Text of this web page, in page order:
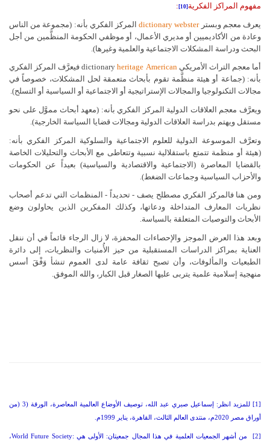
مفهوم المراكز الفكرية [10]
:
يعرف معجم وبسترwebster
dictionaryالمركز الفكري بأنه: (مجموعة من الناس
وعادة من الأكاديميين أو مديري الأعمال، أو موظفي الحكومة المنظَّمين من أجل
البحث ودراسة المشكلات الاجتماعية والعلمية وغيرها).
أما معجم التراث الأمريكيAmerican
heritage
dictionaryفيعرَّف المركز الفكري
بأنه: (جماعة أو هيئة منظَّمة تقوم بأبحاث متعمقة لحل المشكلات، خصوصاً في
مجالات التكنولوجيا والمجالات الإستراتيجية أو الاجتماعية أو السياسية أو التسلح).
ويعرَّف معجم العلاقات الدولية المركز الفكري بأنه: (معهد أبحاث مموَّل على نحو
مستقل ويهتم بدراسة العلاقات الدولية ومجالات قضايا السياسة الخارجية).
وتعرَّف الموسوعة الدولية للعلوم الاجتماعية والسلوكية المركز الفكري بأنه:
(هيئة أو منظمة تتمتع باستقلالية نسبية وتتعاطى مع الأبحاث والتحليلات الخاصة
بالقضايا المعاصرة (الاجتماعية والاقتصادية والسياسية) بعيداً عن الحكومات
والأحزاب السياسية وجماعات الضغط).
ومن هنا فالمركز الفكري مصطلح يصف - تحديداً - المنظمات التي تدعم أصحاب
نظريات المعارف المتداخلة ودعاتها، وكذلك المفكرين الذين يحاولون وضع
الأبحاث والتوصيات المتعلقة بالسياسة.
وبعد هذا العرض الموجز والإحصاءات المحفزة، لا زال الرجاء قائماً في أن ننقل
العناية بمراكز الدراسات المستقبلية من حيز الأُمنيات والنظريات، إلى دائرة
الطبعيات والمألوفات، وأن تصبح ثقافة عامة لدى العموم تنشأ وَفْقَ أسس
منهجية إسلامية علمية يتربى عليها الصغار قبل الكبار، والله الموفق.
[1] للمزيد انظر: إسماعيل صبري عبد الله، توصيف الأوضاع العالمية المعاصرة، الورقة (3 )من
أوراق مصر 2020م، منتدى العالم الثالث، القاهرة، يناير 1999م
[2] من أشهر الجمعيات العلمية في هذا المجال جمعيتان: الأولى هي :
World Future Society،